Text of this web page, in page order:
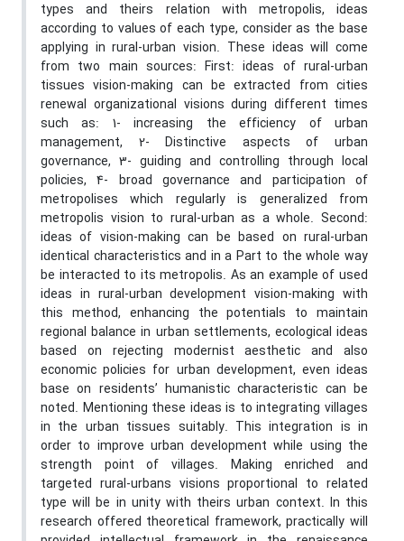
types and theirs relation with metropolis, ideas
according to values of each type, consider as the base
applying in rural-urban vision. These ideas will come
from two main sources: First: ideas of rural-urban
tissues vision-making can be extracted from cities
renewal organizational visions during different times
such as: 1- increasing the efficiency of urban
management, 2- Distinctive aspects of urban
governance, 3- guiding and controlling through local
policies, 4- broad governance and participation of
metropolises which regularly is generalized from
metropolis vision to rural-urban as a whole. Second:
ideas of vision-making can be based on rural-urban
identical characteristics and in a Part to the whole way
be interacted to its metropolis. As an example of used
ideas in rural-urban development vision-making with
this method, enhancing the potentials to maintain
regional balance in urban settlements, ecological ideas
based on rejecting modernist aesthetic and also
economic policies for urban development, even ideas
base on residents’ humanistic characteristic can be
noted. Mentioning these ideas is to integrating villages
in the urban tissues suitably. This integration is in
order to improve urban development while using the
strength point of villages. Making enriched and
targeted rural-urbans visions proportional to related
type will be in unity with theirs urban context. In this
research offered theoretical framework, practically will